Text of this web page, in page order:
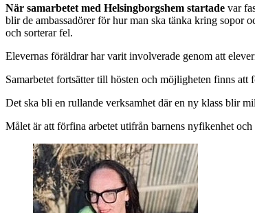
När samarbetet med Helsingborgshem startade var
blir de ambassadörer för hur man ska tänka kring sopor
och sorterar fel.
Elevernas föräldrar har varit involverade genom att
Samarbetet fortsätter till hösten och möjligheten finns
Det ska bli en rullande verksamhet där en ny klass blir
Målet är att förfina arbetet utifrån barnens nyfikenhet